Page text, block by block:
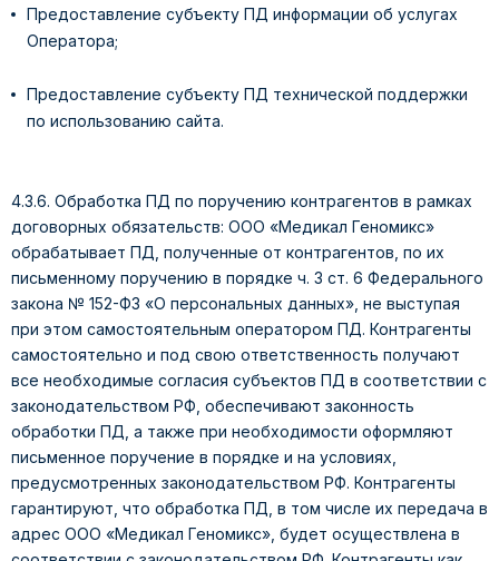
Предоставление субъекту ПД информации об услугах
Оператора;
Предоставление субъекту ПД технической поддержки
по использованию сайта.
4.3.6. Обработка ПД по поручению контрагентов в рамках
договорных обязательств: ООО «Медикал Геномикс»
обрабатывает ПД, полученные от контрагентов, по их
письменному поручению в порядке ч. 3 ст. 6 Федерального
закона № 152-ФЗ «О персональных данных», не выступая
при этом самостоятельным оператором ПД. Контрагенты
самостоятельно и под свою ответственность получают
все необходимые согласия субъектов ПД в соответствии с
законодательством РФ, обеспечивают законность
обработки ПД, а также при необходимости оформляют
письменное поручение в порядке и на условиях,
предусмотренных законодательством РФ. Контрагенты
гарантируют, что обработка ПД, в том числе их передача в
адрес ООО «Медикал Геномикс», будет осуществлена в